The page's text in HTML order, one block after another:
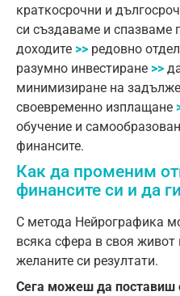
краткосрочни и
си създаваме и спазваме
доходите >> редовно
разумно инвестиране >>
минимизиране на
своевременно изплащане
обучение и
финансите.
Как да променим
финансите си и да
С метода Нейрографика
всяка сфера в своя
желаните си резултати.
Сега можеш да поставиш